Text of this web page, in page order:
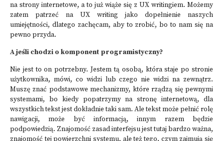
na strony internetowe, a to już wiąże się z UX writingiem. Możemy
zatem patrzeć na UX writing jako dopełnienie naszych
umiejętności, dlatego zachęcam, aby to zrobić, bo to nam się na
pewno przyda.
A jeśli chodzi o komponent programistyczny?
Nie jest to on potrzebny. Jestem tą osobą, która staje po stronie
użytkownika, mówi, co widzi lub czego nie widzi na zewnątrz.
Muszę znać podstawowe mechanizmy, które rządzą się pewnymi
systemami, bo kiedy popatrzymy na stronę internetową, dla
wszystkich tekst jest dokładnie taki sam. Ale tekst może pełnić rolę
nawigacji, może być informacją, innym razem będzie
podpowiedzią. Znajomość zasad interfejsu jest tutaj bardzo ważna,
znajomość tej powierzchni systemu, ale też tego, czym zajmują się